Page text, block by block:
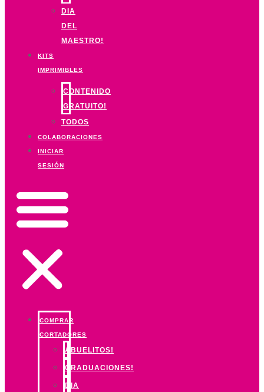
DIA
DEL
MAESTRO!
KITS
IMPRIMIBLES
CONTENIDO
GRATUITO!
TODOS
COLABORACIONES
INICIAR
SESIÓN
COMPRAR
CORTADORES
ABUELITOS!
GRADUACIONES!
DIA